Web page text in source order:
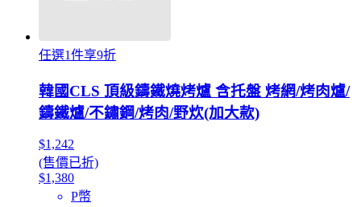
任選1件享9折
韓國CLS 頂級鑄鐵燒烤爐 含托盤 烤網/烤肉爐/
鑄鐵爐/不鏽鋼/烤肉/野炊(加大款)
$1,242
(售價已折)
$1,380
P幣